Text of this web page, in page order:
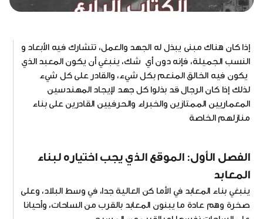
إذا كان هناك مبنى يبذل له الجهد والعمل، تتشارك فيه الأبعاد و
النسب الجميلة، فإنه دون أي شك، ينبغي أن يكون المعبد الذي
يكون فيه الخالق المنعم بكل شيء، والقادر على كل شيء
لذلك إذا كان الرجال قد بذلوا كل جهد لإيجاد المهندسين
المعماريين الممتازين والخبراء والحرفيين القادرين على بناء
منازلهم الخاصة
الفصل الأول: الموقع الذي يجب اختياره لبناء
المعابد
ينبغي بناء المعابد في الأما كن العالية جدا، في وسط البلاد، وعلى
صخرة وهم عادة ما يبنون المعابد بالقرب من الساحات، وأحيانا